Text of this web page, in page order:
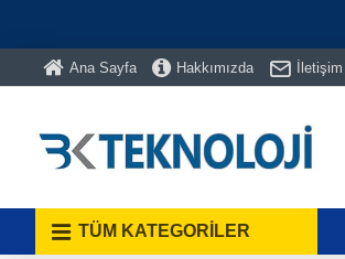
Ana Sayfa Hakkımızda İletişim
TÜM KATEGORİLER